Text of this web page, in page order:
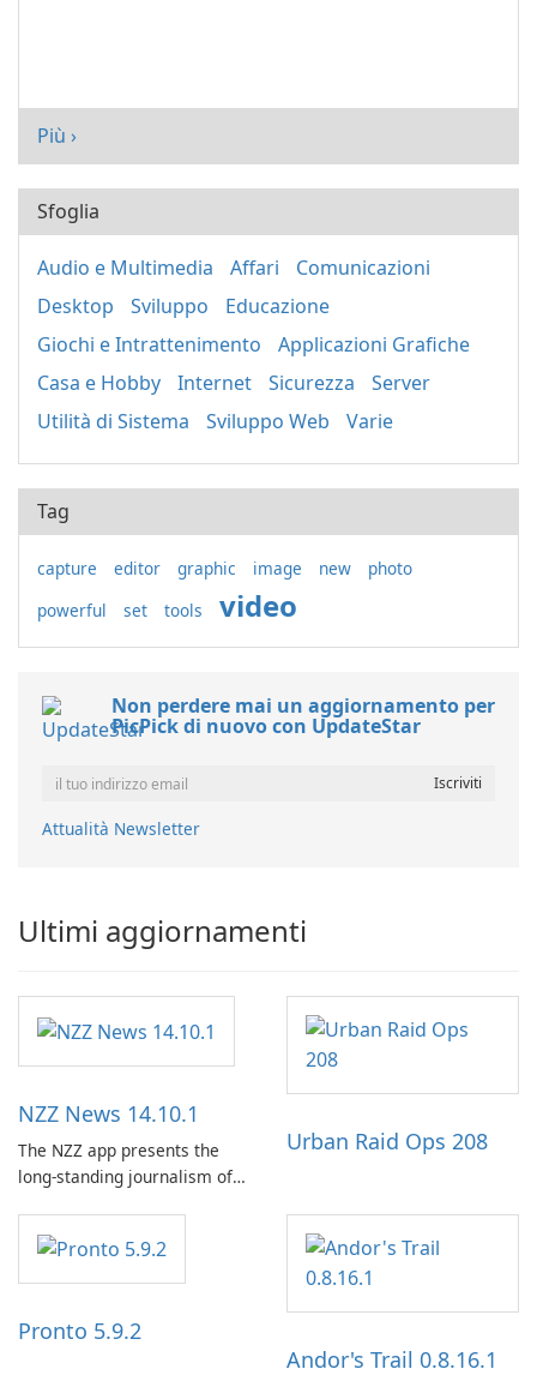
Più ›
Sfoglia
Audio e Multimedia Affari
Comunicazioni
Desktop
Sviluppo
Educazione
Giochi e Intrattenimento
Applicazioni Grafiche
Casa e Hobby
Internet Sicurezza
Server
Utilità di Sistema
Sviluppo Web Varie
Tag
capture editor graphic image new
photo
powerful
set tools video
Non perdere mai un aggiornamento per
PicPick di nuovo con UpdateStar
Attualità Newsletter
Ultimi aggiornamenti
NZZ News 14.10.1
The NZZ app presents the
long-standing journalism of
and a liberal outlook that
embraces diverse opinion.
Urban Raid Ops 208
Pronto 5.9.2
Andor's Trail 0.8.16.1